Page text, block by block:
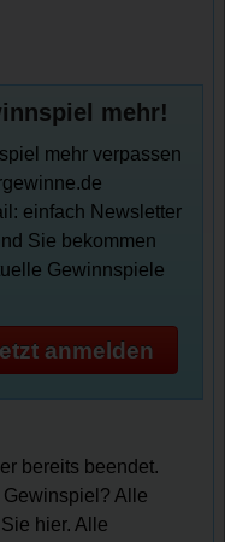
mehr!
mehr verpassen
einfach Newsletter
Sie bekommen
Gewinnspiele
anmelden
bereits beendet.
Alle
hier. Alle